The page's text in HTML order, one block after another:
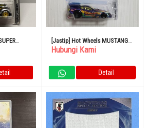
[Jastip] Hot Wheels MUSTANG
NHRA FUNNY CAR
Hubungi Kami
Detail